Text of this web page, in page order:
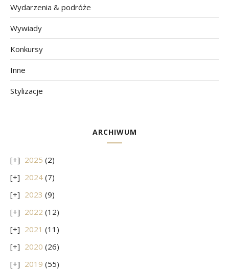
Wydarzenia & podróże
Wywiady
Konkursy
Inne
Stylizacje
ARCHIWUM
2025 (2)
2024 (7)
2023 (9)
2022 (12)
2021 (11)
2020 (26)
2019 (55)